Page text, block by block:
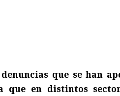
denuncias que se han
que en distintos